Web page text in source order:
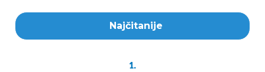
Najčitanije
1.